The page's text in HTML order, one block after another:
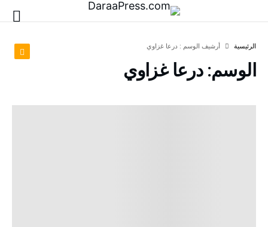
‫الرئيسية‬ ‫أرشيف الوسم :‬ درعا غزاوي
الوسم:درعا غزاوي